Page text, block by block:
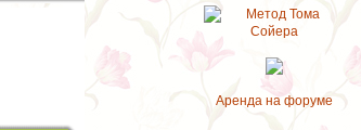
Аренда на форуме